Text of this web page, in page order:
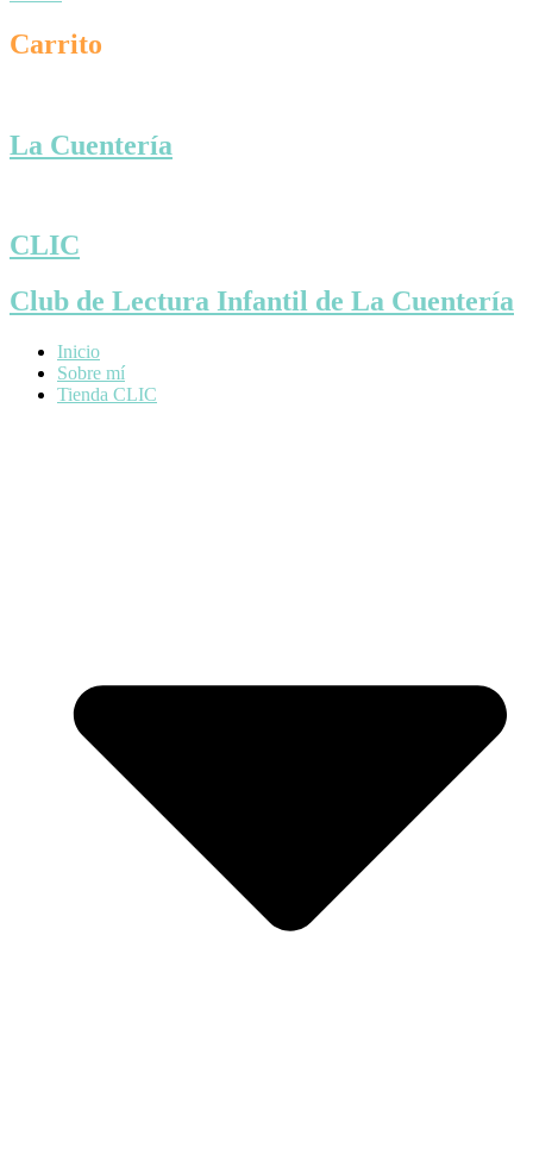
Carrito
La Cuentería
CLIC
Club de Lectura Infantil de La Cuentería
Inicio
Sobre mí
Tienda CLIC